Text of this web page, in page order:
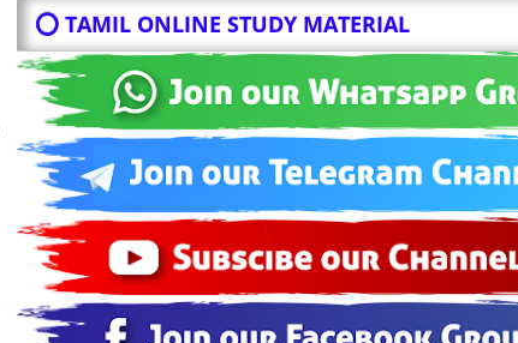
⭕ TAMIL ONLINE STUDY MATERIAL